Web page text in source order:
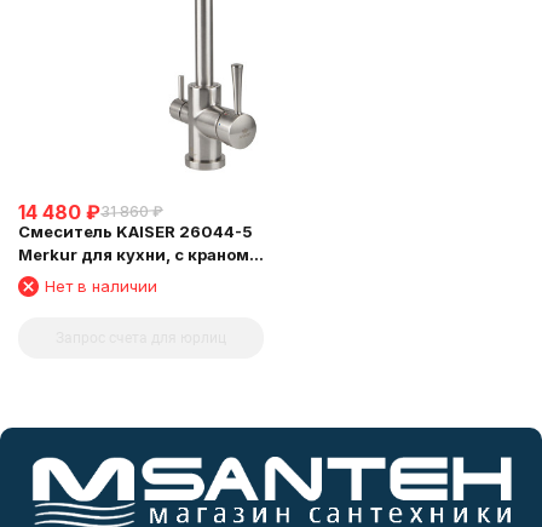
14 480 ₽31 860 ₽
Смеситель KAISER 26044-5
Merkur для кухни, с краном
для питьевой воды, серебро
Нет в наличии